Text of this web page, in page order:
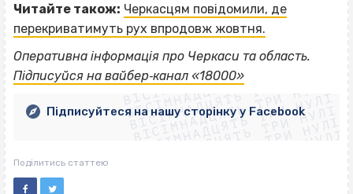
Читайте також: Черкасцям повідомили, де
перекриватимуть рух впродовж жовтня.
Оперативна інформація про Черкаси та область.
Підписуйся на вайбер‐канал «18000»
ВІСІМНАДЦЯТЬ ТРИ НУЛІ
ВІСІМНАДЦЯТЬ ТРИ НУЛІ
ВІСІМНАДЦЯТЬ ТРИ НУЛІ
ВІСІМНАДЦЯТЬ ТРИ НУЛІ
ВІСІМНАДЦЯТЬ ТРИ НУЛІ
ВІСІМНАДЦЯТЬ ТРИ НУЛІ
ВІСІМНАДЦЯТЬ ТРИ НУЛІ
ВІСІМНАДЦЯТЬ ТРИ НУЛІ
Підписуйтеся на нашу сторінку у Facebook
Поділитись статтею